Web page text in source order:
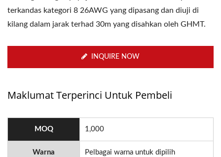
terkandas kategori 8 26AWG yang dipasang dan diuji di
kilang dalam jarak terhad 30m yang disahkan oleh GHMT.
INQUIRE NOW
Maklumat Terperinci Untuk Pembeli
MOQ 1,000
Warna Pelbagai warna untuk dipilih